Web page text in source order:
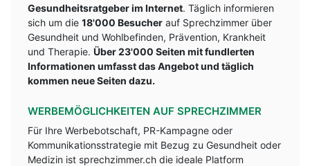
Gesundheitsratgeber im Internet. Täglich informieren
sich um die 18'000 Besucher auf Sprechzimmer über
Gesundheit und Wohlbefinden, Prävention, Krankheit
und Therapie. Über 23'000 Seiten mit fundlerten
Informationen umfasst das Angebot und täglich
kommen neue Seiten dazu.
WERBEMÖGLICHKEITEN AUF SPRECHZIMMER
Für Ihre Werbebotschaft, PR-Kampagne oder
Kommunikationsstrategie mit Bezug zu Gesundheit oder
Medizin ist sprechzimmer.ch die ideale Platform